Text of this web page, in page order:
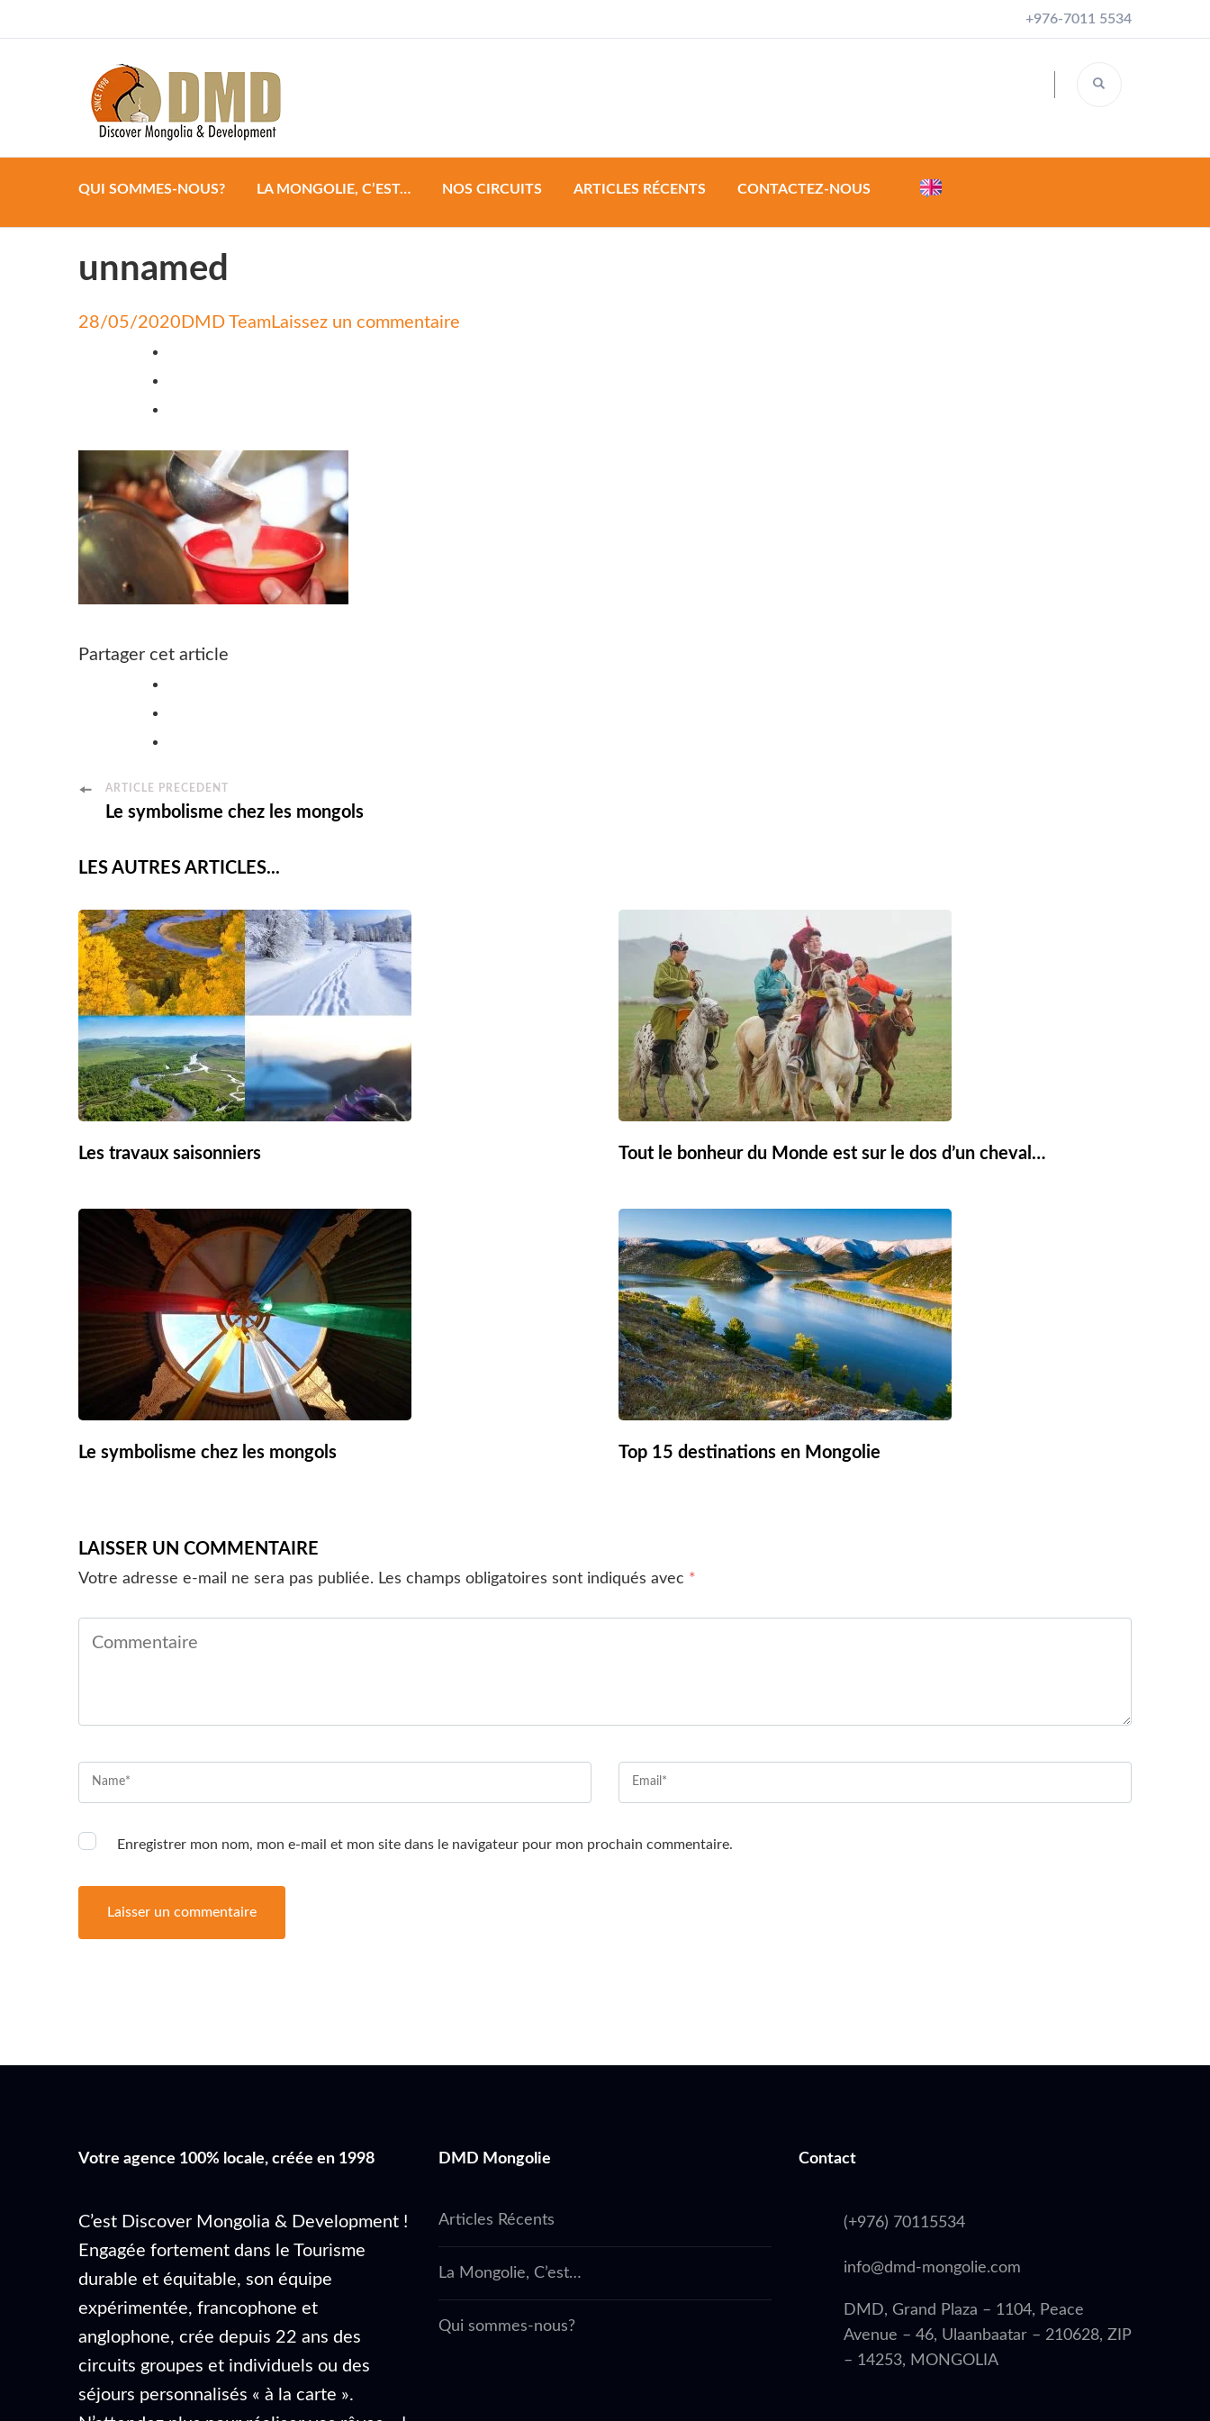
+976-7011 5534
QUI SOMMES-NOUS? LA MONGOLIE, C’EST… NOS CIRCUITS
Circuits Sur Mesure
ARTICLES RÉCENTS CONTACTEZ-NOUS
unnamed
28/05/2020 DMD TeamLaissez un commentaire
Partager cet article
Post
Navigation
ARTICLE PRÉCÉDENT
Le symbolisme chez les mongols
LES AUTRES ARTICLES...
Les travaux saisonniers Tout le bonheur du Monde est sur le dos d’un cheval…
Le symbolisme chez les mongols Top 15 destinations en Mongolie
LAISSER UN COMMENTAIRE
Votre adresse e-mail ne sera pas publiée. Les champs obligatoires sont indiqués avec *
Enregistrer mon nom, mon e-mail et mon site dans le navigateur pour mon prochain commentaire.
Votre agence 100% locale, créée en 1998
C’est Discover Mongolia & Development !
Engagée fortement dans le Tourisme
durable et équitable, son équipe
expérimentée, francophone et
anglophone, crée depuis 22 ans des
circuits groupes et individuels ou des
séjours personnalisés « à la carte ».
DMD Mongolie
Articles Récents
La Mongolie, C’est…
Qui sommes-nous?
Contact
(+976) 70115534
info@dmd-mongolie.com
DMD, Grand Plaza – 1104, Peace
Avenue – 46, Ulaanbaatar – 210628, ZIP
– 14253, MONGOLIA